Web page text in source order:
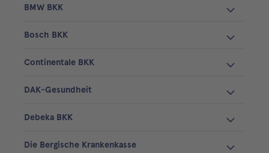
BMW BKK
Bosch BKK
Continentale BKK
DAK-Gesundheit
Debeka BKK
Die Bergische Krankenkasse